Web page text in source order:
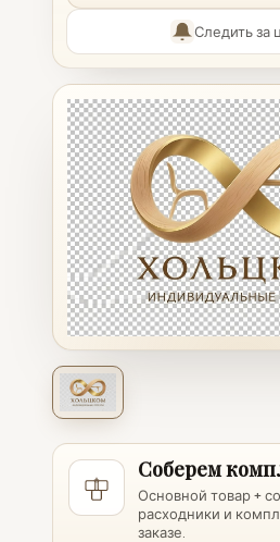
Следить за
Соберем
Основной товар +
расходники и
заказе.